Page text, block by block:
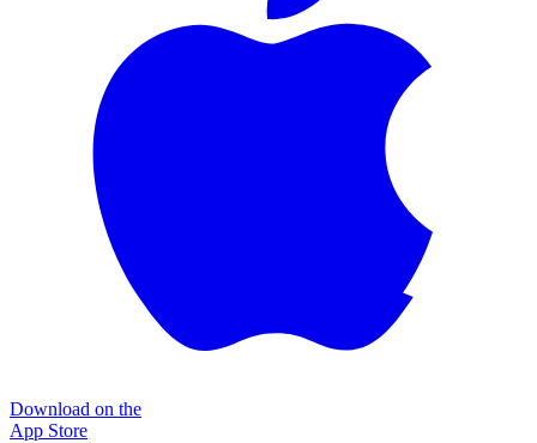
Download on the
App Store